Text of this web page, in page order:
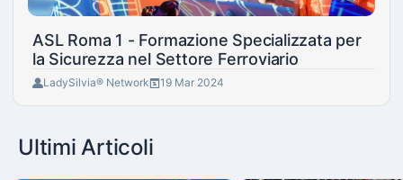
ASL Roma 1 - Formazione Specializzata per
la Sicurezza nel Settore Ferroviario
LadySilvia® Network 19 Mar 2024
Ultimi Articoli